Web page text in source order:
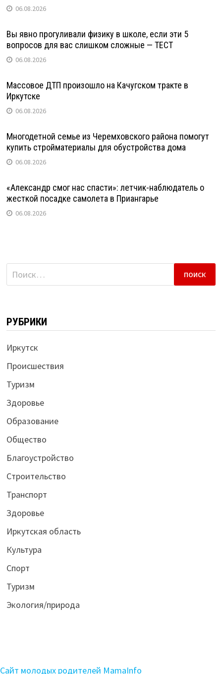
06.08.2026
Вы явно прогуливали физику в школе, если эти 5
вопросов для вас слишком сложные — ТЕСТ
06.08.2026
Массовое ДТП произошло на Качугском тракте в
Иркутске
06.08.2026
Многодетной семье из Черемховского района помогут
купить стройматериалы для обустройства дома
06.08.2026
«Александр смог нас спасти»: летчик-наблюдатель о
жесткой посадке самолета в Приангарье
06.08.2026
Найти:
РУБРИКИ
Иркутск
Происшествия
Туризм
Здоровье
Образование
Общество
Благоустройство
Строительство
Транспорт
Здоровье
Иркутская область
Культура
Спорт
Туризм
Экология/природа
Сайт молодых родителей MamaInfo